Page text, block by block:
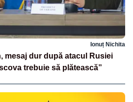
Ionuț Nichita
mesaj dur după atacul Rusiei
trebuie să plătească”